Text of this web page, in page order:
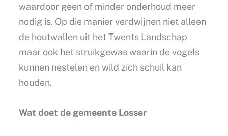
waardoor geen of minder onderhoud meer
nodig is. Op die manier verdwijnen niet alleen
de houtwallen uit het Twents Landschap
maar ook het struikgewas waarin de vogels
kunnen nestelen en wild zich schuil kan
houden.
Wat doet de gemeente Losser